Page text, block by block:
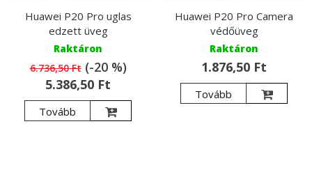
Huawei P20 Pro uglas
edzett üveg
Raktáron
6.736,50 Ft(-20 %)
5.386,50 Ft
Tovább
Huawei P20 Pro Camera
védőüveg
Raktáron
1.876,50 Ft
Tovább